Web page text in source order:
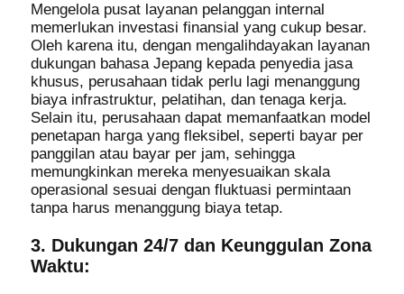
Mengelola pusat layanan pelanggan internal
memerlukan investasi finansial yang cukup besar.
Oleh karena itu, dengan mengalihdayakan layanan
dukungan bahasa Jepang kepada penyedia jasa
khusus, perusahaan tidak perlu lagi menanggung
biaya infrastruktur, pelatihan, dan tenaga kerja.
Selain itu, perusahaan dapat memanfaatkan model
penetapan harga yang fleksibel, seperti bayar per
panggilan atau bayar per jam, sehingga
memungkinkan mereka menyesuaikan skala
operasional sesuai dengan fluktuasi permintaan
tanpa harus menanggung biaya tetap.
3. Dukungan 24/7 dan Keunggulan Zona
Waktu: